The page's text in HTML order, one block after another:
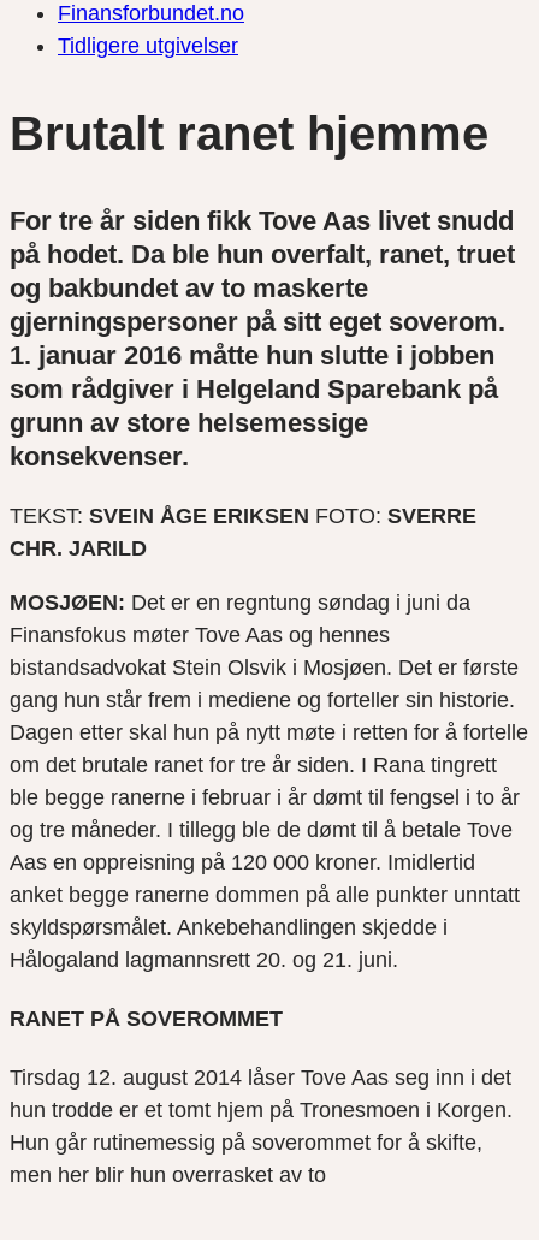
Finansforbundet.no
Tidligere utgivelser
Brutalt ranet hjemme
For tre år siden fikk Tove Aas livet snudd
på hodet. Da ble hun overfalt, ranet, truet
og bakbundet av to maskerte
gjerningspersoner på sitt eget soverom.
1. januar 2016 måtte hun slutte i jobben
som rådgiver i Helgeland Sparebank på
grunn av store helsemessige
konsekvenser.
TEKST: SVEIN ÅGE ERIKSEN FOTO: SVERRE
CHR. JARILD
MOSJØEN: Det er en regntung søndag i juni da
Finansfokus møter Tove Aas og hennes
bistandsadvokat Stein Olsvik i Mosjøen. Det er første
gang hun står frem i mediene og forteller sin historie.
Dagen etter skal hun på nytt møte i retten for å fortelle
om det brutale ranet for tre år siden. I Rana tingrett
ble begge ranerne i februar i år dømt til fengsel i to år
og tre måneder. I tillegg ble de dømt til å betale Tove
Aas en oppreisning på 120 000 kroner. Imidlertid
anket begge ranerne dommen på alle punkter unntatt
skyldspørsmålet. Ankebehandlingen skjedde i
Hålogaland lagmannsrett 20. og 21. juni.
RANET PÅ SOVEROMMET
Tirsdag 12. august 2014 låser Tove Aas seg inn i det
hun trodde er et tomt hjem på Tronesmoen i Korgen.
Hun går rutinemessig på soverommet for å skifte,
men her blir hun overrasket av to